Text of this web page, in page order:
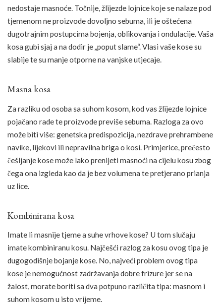
nedostaje masnoće. Točnije, žlijezde lojnice koje se nalaze pod
tjemenom ne proizvode dovoljno sebuma, ili je oštećena
dugotrajnim postupcima bojenja, oblikovanja i ondulacije. Vaša
kosa gubi sjaj a na dodir je „poput slame“. Vlasi vaše kose su
slabije te su manje otporne na vanjske utjecaje.
Masna kosa
Za razliku od osoba sa suhom kosom, kod vas žlijezde lojnice
pojačano rade te proizvode previše sebuma. Razloga za ovo
može biti više: genetska predispozicija, nezdrave prehrambene
navike, lijekovi ili nepravilna briga o kosi. Primjerice, prečesto
češljanje kose može lako prenijeti masnoći na cijelu kosu zbog
čega ona izgleda kao da je bez volumena te pretjerano prianja
uz lice.
Kombinirana kosa
Imate li masnije tjeme a suhe vrhove kose? U tom slučaju
imate kombiniranu kosu. Najčešći razlog za kosu ovog tipa je
dugogodišnje bojanje kose. No, najveći problem ovog tipa
kose je nemogućnost zadržavanja dobre frizure jer se na
žalost, morate boriti sa dva potpuno različita tipa: masnom i
suhom kosom u isto vrijeme.